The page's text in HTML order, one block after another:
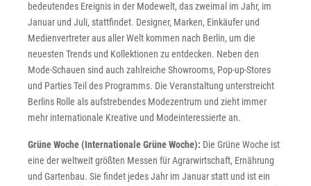
bedeutendes Ereignis in der Modewelt, das zweimal im Jahr, im
Januar und Juli, stattfindet. Designer, Marken, Einkäufer und
Medienvertreter aus aller Welt kommen nach Berlin, um die
neuesten Trends und Kollektionen zu entdecken. Neben den
Mode-Schauen sind auch zahlreiche Showrooms, Pop-up-Stores
und Parties Teil des Programms. Die Veranstaltung unterstreicht
Berlins Rolle als aufstrebendes Modezentrum und zieht immer
mehr internationale Kreative und Modeinteressierte an.
Grüne Woche (Internationale Grüne Woche): Die Grüne Woche ist
eine der weltweit größten Messen für Agrarwirtschaft, Ernährung
und Gartenbau. Sie findet jedes Jahr im Januar statt und ist ein